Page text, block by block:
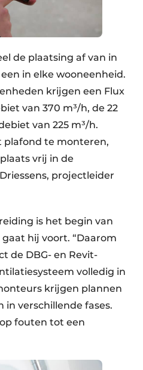
de plaatsing af van in
in elke wooneenheid.
krijgen een Flux
van 370 m³/h, de 22
van 225 m³/h.
plafond te monteren,
vrij in de
projectleider
is het begin van
hij voort. “Daarom
de DBG- en Revit-
volledig in
krijgen plannen
in verschillende fases.
fouten tot een